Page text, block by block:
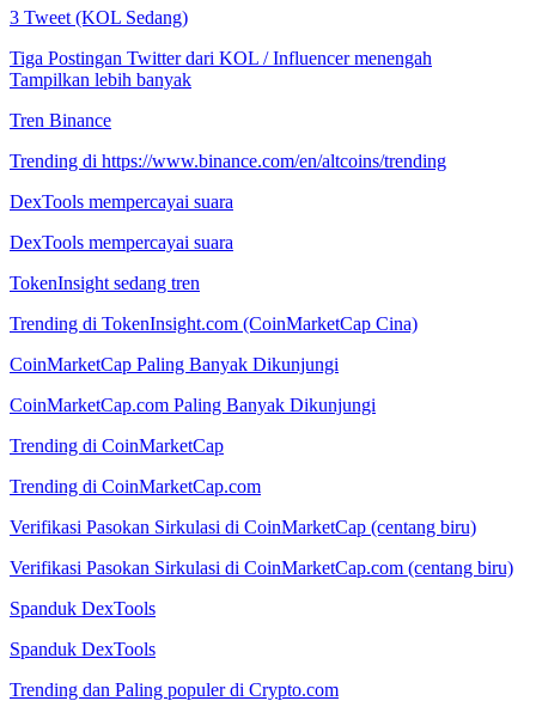
3 Tweet (KOL Sedang)
Tiga Postingan Twitter dari KOL / Influencer menengah
Tampilkan lebih banyak
Tren Binance
Trending di https://www.binance.com/en/altcoins/trending
DexTools mempercayai suara
DexTools mempercayai suara
TokenInsight sedang tren
Trending di TokenInsight.com (CoinMarketCap Cina)
CoinMarketCap Paling Banyak Dikunjungi
CoinMarketCap.com Paling Banyak Dikunjungi
Trending di CoinMarketCap
Trending di CoinMarketCap.com
Verifikasi Pasokan Sirkulasi di CoinMarketCap (centang biru)
Verifikasi Pasokan Sirkulasi di CoinMarketCap.com (centang biru)
Spanduk DexTools
Spanduk DexTools
Trending dan Paling populer di Crypto.com